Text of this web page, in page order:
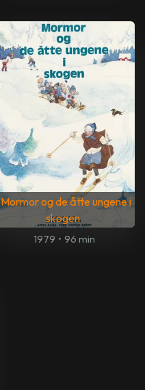
Mormor og de åtte ungene i
skogen
1979 • 96 min